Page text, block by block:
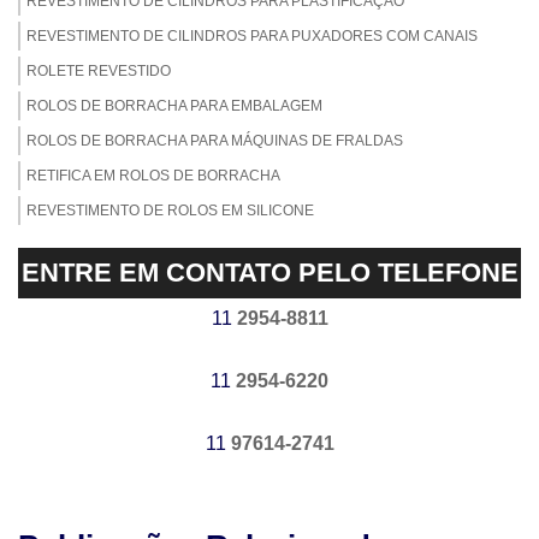
REVESTIMENTO DE CILINDROS PARA PUXADORES COM CANAIS
ROLETE REVESTIDO
ROLOS DE BORRACHA PARA EMBALAGEM
ROLOS DE BORRACHA PARA MÁQUINAS DE FRALDAS
RETIFICA EM ROLOS DE BORRACHA
REVESTIMENTO DE ROLOS EM SILICONE
REVESTIMENTO DE ROLOS EM NITRÍLICA
REVESTIMENTO DE ROLOS EM EPDM
REVESTIMENTO DE ROLOS EM BORRACHA NATURAL
EMPRESA DE REVESTIMENTO DE CILINDROS
ENTRE EM CONTATO PELO TELEFONE
11 2954-8811
11 2954-6220
11 97614-2741